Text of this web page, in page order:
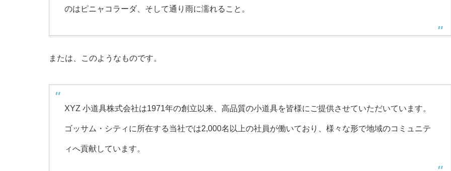
のはピニャコラーダ、そして通り雨に濡れること。
または、このようなものです。
XYZ 小道具株式会社は1971年の創立以来、高品質の小道具を皆様にご提供させていただいています。
ゴッサム・シティに所在する当社では2,000名以上の社員が働いており、様々な形で地域のコミュニテ
ィへ貢献しています。